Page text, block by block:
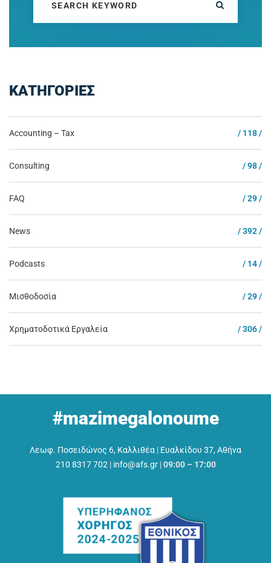
ΚΑΤΗΓΟΡΙΕΣ
Accounting – Tax / 118 /
Consulting / 98 /
FAQ / 29 /
News / 392 /
Podcasts / 14 /
Μισθοδοσία / 29 /
Χρηματοδοτικά Εργαλεία / 306 /
#mazimegalonoume
Λεωφ. Ποσειδώνος 6, Καλλιθέα | Ευαλκίδου 37, Αθήνα
210 8317 702 | info@afs.gr|09:00 – 17:00